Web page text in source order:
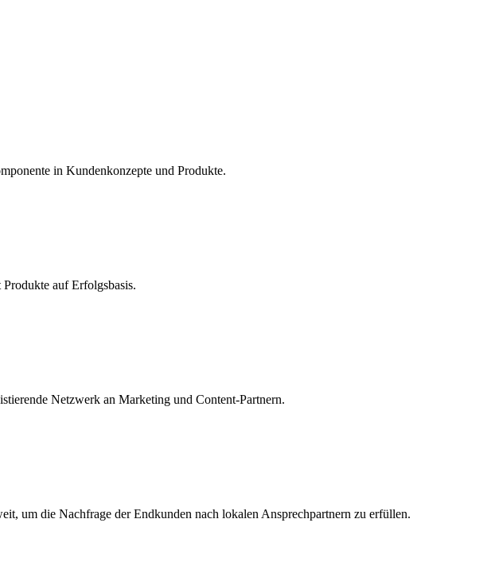
in Kundenkonzepte und Produkte.
auf Erfolgsbasis.
Netzwerk an Marketing und Content-Partnern.
um die Nachfrage der Endkunden nach lokalen Ansprechpartnern zu erfüllen.